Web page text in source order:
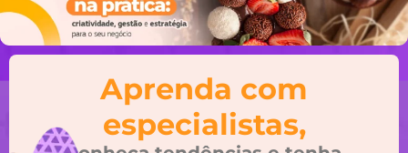
Aprenda com
especialistas,